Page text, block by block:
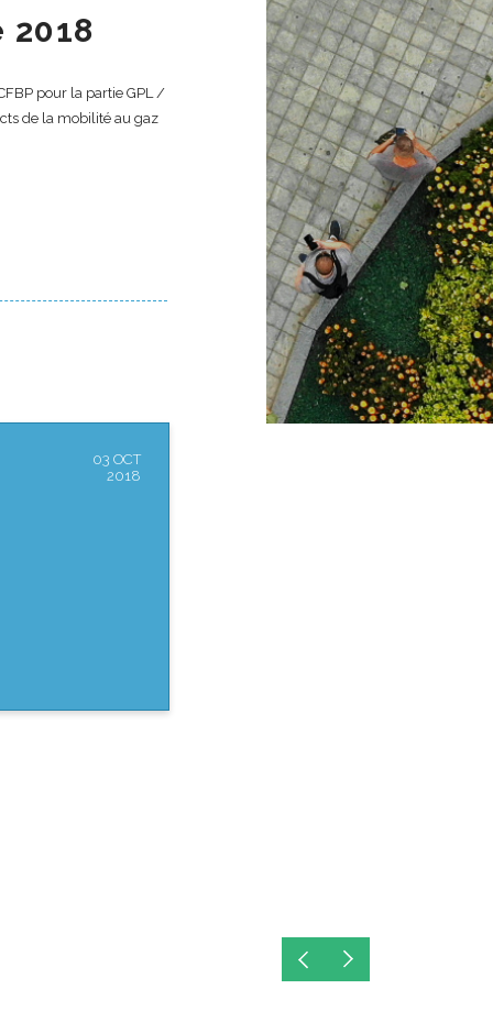
pour la partie GPL /
de la mobilité au gaz
03 OCT
2018